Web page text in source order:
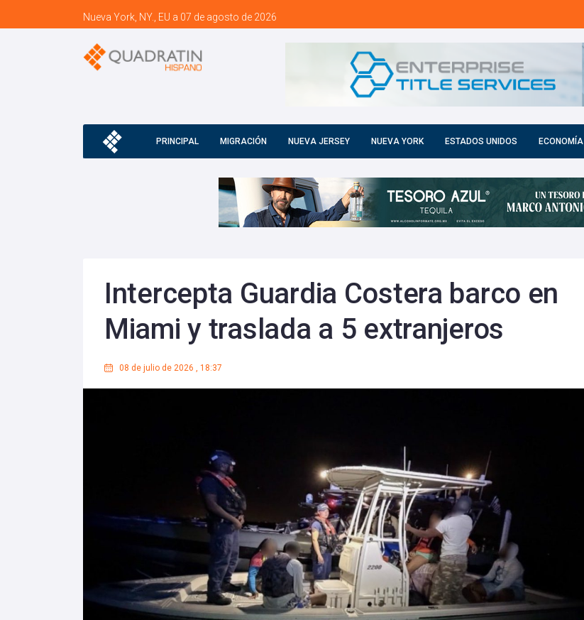
Nueva York, NY., EU a 07 de agosto de 2026
PRINCIPAL MIGRACIÓN NUEVA JERSEY NUEVA YORK ESTADOS UNIDOS ECONOMÍA
Intercepta Guardia Costera barco en
Miami y traslada a 5 extranjeros
08 de julio de 2026 , 18:37